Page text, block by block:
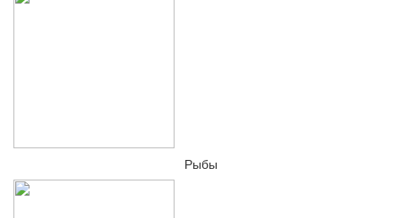
Рыбы